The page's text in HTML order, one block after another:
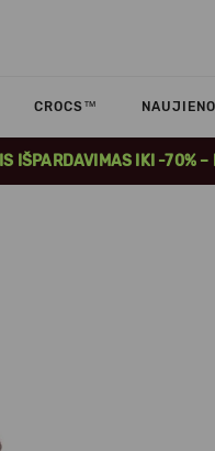
CROCS™
IŠPARDAVIMAS IKI -70% –